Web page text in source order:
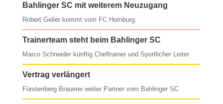
Bahlinger SC mit weiterem Neuzugang
Robert Geller kommt vom FC Homburg
Trainerteam steht beim Bahlinger SC
Marco Schneider künftig Cheftrainer und Sportlicher Leiter
Vertrag verlängert
Fürstenberg Brauerei weiter Partner vom Bahlinger SC